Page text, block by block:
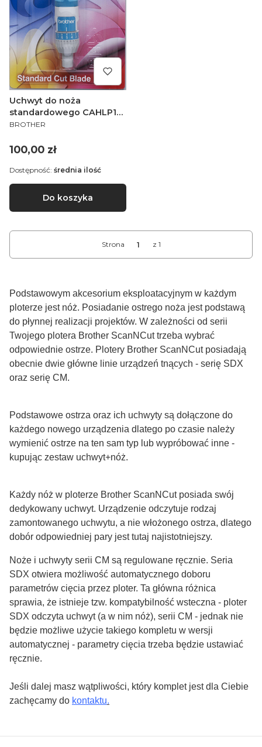
Uchwyt do noża
standardowego CAHLP1
do ploterów Brother
PRODUCENT
BROTHER
Cena
100,00 zł
Do koszyka
Dostępność: średnia ilość
Strona z 1
Podstawowym akcesorium eksploatacyjnym w każdym
ploterze jest nóż. Posiadanie ostrego noża jest podstawą
do płynnej realizacji projektów. W zależności od serii
Twojego plotera Brother ScanNCut trzeba wybrać
odpowiednie ostrze. Plotery Brother ScanNCut posiadają
obecnie dwie główne linie urządzeń tnących - serię SDX
oraz serię CM.
Podstawowe ostrza oraz ich uchwyty są dołączone do
każdego nowego urządzenia dlatego po czasie należy
wymienić ostrze na ten sam typ lub wypróbować inne -
kupując zestaw uchwyt+nóż.
Każdy nóż w ploterze Brother ScanNCut posiada swój
dedykowany uchwyt. Urządzenie odczytuje rodzaj
zamontowanego uchwytu, a nie włożonego ostrza, dlatego
dobór odpowiedniej pary jest tutaj najistotniejszy.
Noże i uchwyty serii CM są regulowane ręcznie. Seria
SDX otwiera możliwość automatycznego doboru
parametrów cięcia przez ploter. Ta główna różnica
sprawia, że istnieje tzw. kompatybilność wsteczna - ploter
SDX odczyta uchwyt (a w nim nóż), serii CM - jednak nie
będzie możliwe użycie takiego kompletu w wersji
automatycznej - parametry cięcia trzeba będzie ustawiać
ręcznie.
Jeśli dalej masz wątpliwości, który komplet jest dla Ciebie
zachęcamy do kontaktu.